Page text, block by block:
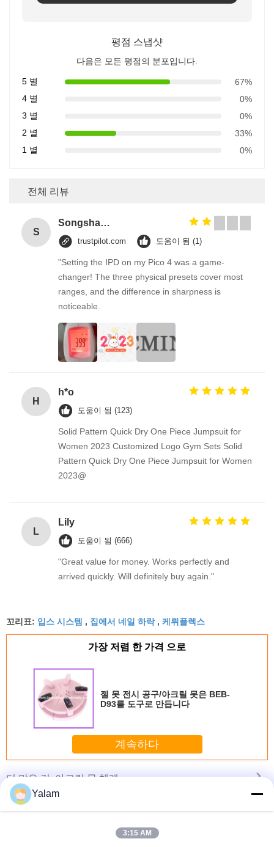
평점 스냅샷
다음은 모든 평점의 분포입니다.
5 별
67%
4 별
0%
3 별
0%
2 별
33%
1 별
0%
전체 리뷰
S
Songshang
trustpilot.com 도움이 됨 (1)
"Setting the IPD on my Pico 4 was a game-
changer! The three physical presets cover most
ranges, and the difference in sharpness is
noticeable.
H
h*o
도움이 됨 (123)
Solid Pattern Quick Dry One Piece Jumpsuit for
Women 2023 Customized Logo Gym Sets Solid
Pattern Quick Dry One Piece Jumpsuit for Women
2023@
L
Lily
도움이 됨 (666)
"Great value for money. Works perfectly and
arrived quickly. Will definitely buy again."
꼬리표: 입스 시스템 , 집에서 네일 하락, 케뤼플렉스
가장 저렴 한 가격 으로
젤 못 전시 공구/아크릴 못은 BEB-
D93를 도구로 만듭니다
계속하다
더 많은 것아크릴 못 체계
Yalam
3:15 AM